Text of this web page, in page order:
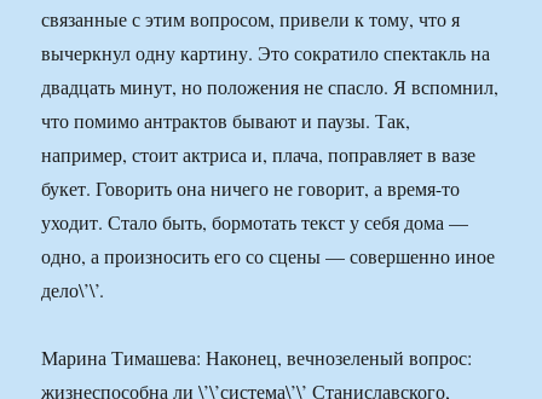
связанные с этим вопросом, привели к тому, что я
вычеркнул одну картину. Это сократило спектакль на
двадцать минут, но положения не спасло. Я вспомнил,
что помимо антрактов бывают и паузы. Так,
например, стоит актриса и, плача, поправляет в вазе
букет. Говорить она ничего не говорит, а время-то
уходит. Стало быть, бормотать текст у себя дома —
одно, а произносить его со сцены — совершенно иное
дело\’\’.
Марина Тимашева: Наконец, вечнозеленый вопрос:
жизнеспособна ли \’\’система\’\’ Станиславского,